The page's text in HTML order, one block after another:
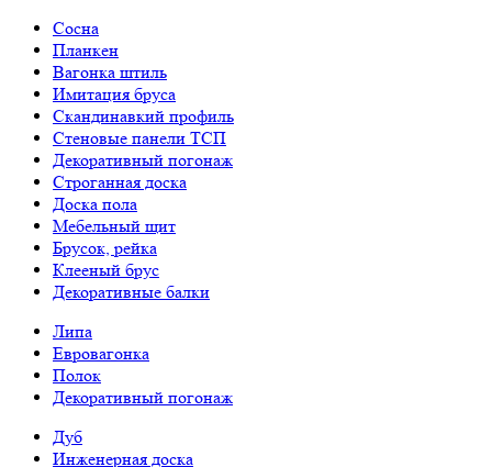
Сосна
Планкен
Вагонка штиль
Имитация бруса
Скандинавкий профиль
Стеновые панели ТСП
Декоративный погонаж
Строганная доска
Доска пола
Мебельный щит
Брусок, рейка
Клееный брус
Декоративные балки
Липа
Евровагонка
Полок
Декоративный погонаж
Дуб
Инженерная доска